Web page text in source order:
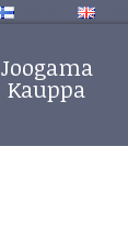
Joogama
Kauppa